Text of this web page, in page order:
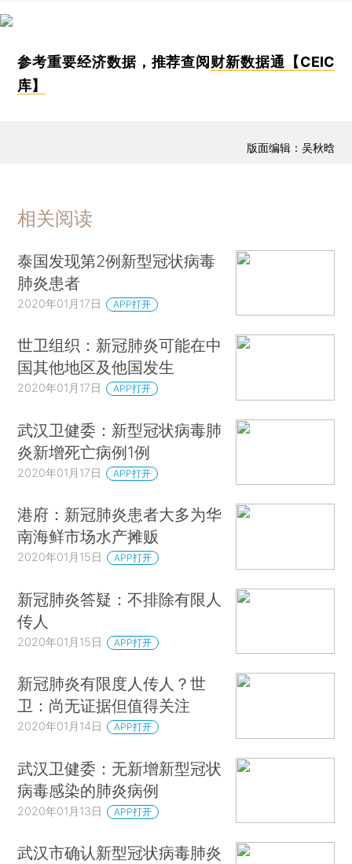
参考重要经济数据，推荐查阅 财新数据通【CEIC
库】
版面编辑：吴秋晗
相关阅读
泰国发现第2例新型冠状病毒
肺炎患者
2020年01月17日 APP打开
世卫组织：新冠肺炎可能在中
国其他地区及他国发生
2020年01月17日 APP打开
武汉卫健委：新型冠状病毒肺
炎新增死亡病例1例
2020年01月17日 APP打开
港府：新冠肺炎患者大多为华
南海鲜市场水产摊贩
2020年01月15日 APP打开
新冠肺炎答疑：不排除有限人
传人
2020年01月15日 APP打开
新冠肺炎有限度人传人？世
卫：尚无证据但值得关注
2020年01月14日 APP打开
武汉卫健委：无新增新型冠状
病毒感染的肺炎病例
2020年01月13日 APP打开
武汉市确认新型冠状病毒肺炎